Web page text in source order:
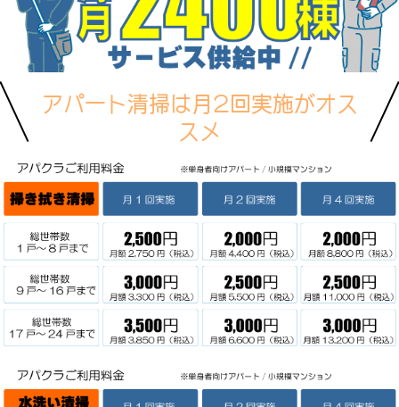
アパート清掃は月2回実施がオス
スメ